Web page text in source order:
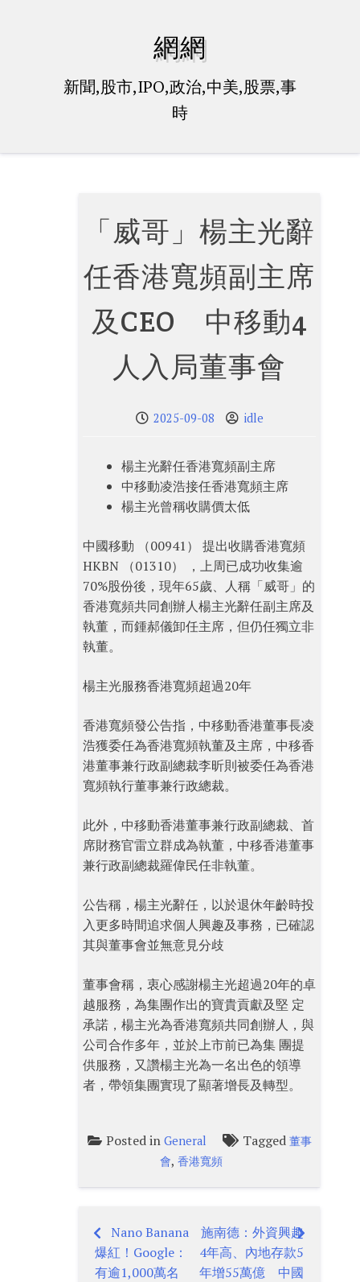
網網
新聞,股市,IPO,政治,中美,股票,事
時
「威哥」楊主光辭
任香港寬頻副主席
及CEO 中移動4
人入局董事會
2025-09-08 idle
楊主光辭任香港寬頻副主席
中移動凌浩接任香港寬頻主席
楊主光曾稱收購價太低
中國移動 （00941） 提出收購香港寬頻
HKBN （01310） ，上周已成功收集逾
70%股份後，現年65歲、人稱「威哥」的
香港寬頻共同創辦人楊主光辭任副主席及
執董，而鍾郝儀卸任主席，但仍任獨立非
執董。
楊主光服務香港寬頻超過20年
香港寬頻發公告指，中移動香港董事長凌
浩獲委任為香港寬頻執董及主席，中移香
港董事兼行政副總裁李昕則被委任為香港
寬頻執行董事兼行政總裁。
此外，中移動香港董事兼行政副總裁、首
席財務官雷立群成為執董，中移香港董事
兼行政副總裁羅偉民任非執董。
公告稱，楊主光辭任，以於退休年齡時投
入更多時間追求個人興趣及事務，已確認
其與董事會並無意見分歧
董事會稱，衷心感謝楊主光超過20年的卓
越服務，為集團作出的寶貴貢獻及堅 定
承諾，楊主光為香港寬頻共同創辦人，與
公司合作多年，並於上市前已為集 團提
供服務，又讚楊主光為一名出色的領導
者，帶領集團實現了顯著增長及轉型。
Posted in General Tagged 董事
會,香港寬頻
Post
navigation
Nano Banana
爆紅！Google：
有逾1,000萬名
施南德：外資興趣
4年高、內地存款5
年增55萬億 中國